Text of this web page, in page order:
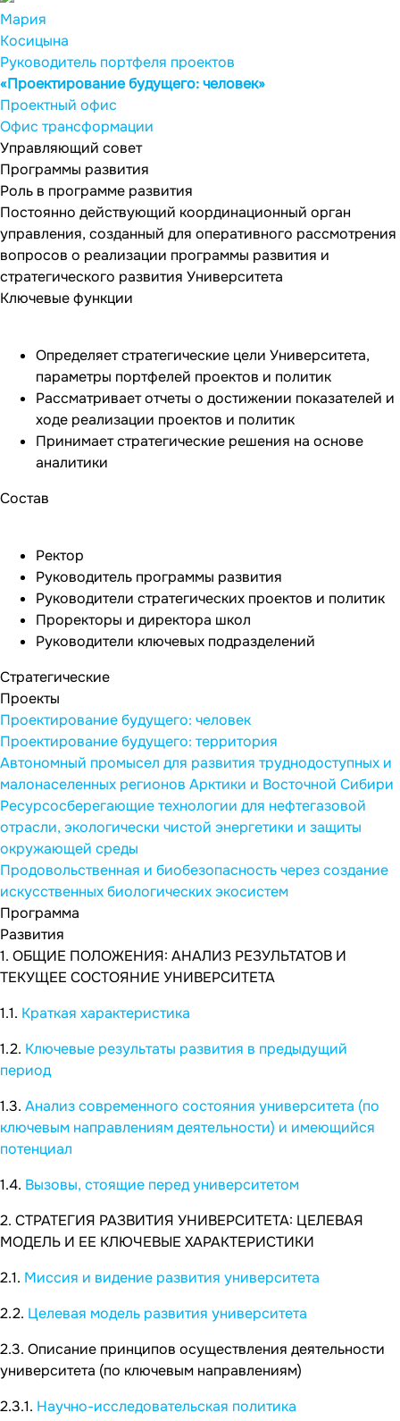
Мария
Косицына
Руководитель портфеля проектов
«Проектирование будущего: человек»
Проектный офис
Офис трансформации
Управляющий совет
Программы развития
Роль в программе развития
Постоянно действующий координационный орган
управления, созданный для оперативного рассмотрения
вопросов о реализации программы развития и
стратегического развития Университета
Ключевые функции
Определяет стратегические цели Университета,
параметры портфелей проектов и политик
Рассматривает отчеты о достижении показателей и
ходе реализации проектов и политик
Принимает стратегические решения на основе
аналитики
Состав
Ректор
Руководитель программы развития
Руководители стратегических проектов и политик
Проректоры и директора школ
Руководители ключевых подразделений
Стратегические
Проекты
Проектирование будущего: человек
Проектирование будущего: территория
Автономный промысел для развития труднодоступных и
малонаселенных регионов Арктики и Восточной Сибири
Ресурсосберегающие технологии для нефтегазовой
отрасли, экологически чистой энергетики и защиты
окружающей среды
Продовольственная и биобезопасность через создание
искусственных биологических экосистем
Программа
Развития
1. ОБЩИЕ ПОЛОЖЕНИЯ: АНАЛИЗ РЕЗУЛЬТАТОВ И
ТЕКУЩЕЕ СОСТОЯНИЕ УНИВЕРСИТЕТА
1.1. Краткая характеристика
1.2. Ключевые результаты развития в предыдущий
период
1.3. Анализ современного состояния университета (по
ключевым направлениям деятельности) и имеющийся
потенциал
1.4. Вызовы, стоящие перед университетом
2. СТРАТЕГИЯ РАЗВИТИЯ УНИВЕРСИТЕТА: ЦЕЛЕВАЯ
МОДЕЛЬ И ЕЕ КЛЮЧЕВЫЕ ХАРАКТЕРИСТИКИ
2.1. Миссия и видение развития университета
2.2. Целевая модель развития университета
2.3. Описание принципов осуществления деятельности
университета (по ключевым направлениям)
2.3.1. Научно-исследовательская политика